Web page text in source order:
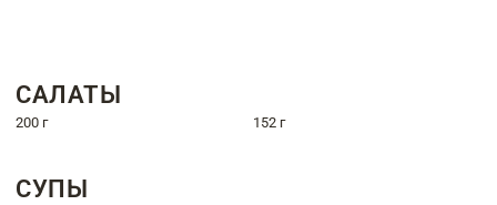
САЛАТЫ
200 г 152 г
СУПЫ